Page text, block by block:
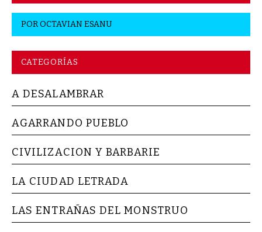
POROCTAVIAN ESANU
CATEGORÍAS
A DESALAMBRAR
AGARRANDO PUEBLO
CIVILIZACION Y BARBARIE
LA CIUDAD LETRADA
LAS ENTRAÑAS DEL MONSTRUO